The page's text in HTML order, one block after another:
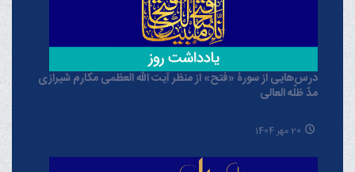
درس‌هایی از سورۀ «فتح» از منظر آیت الله العظمی مکارم شیرازی
مدّ ظلّه العالی
20 مهر 1404